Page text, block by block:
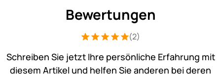
Bewertungen
Bewertung: 5 von 5 (2 Bewertungen)
2 Bewertungen
(2)
Schreiben Sie jetzt Ihre persönliche Erfahrung mit
diesem Artikel und helfen Sie anderen bei deren